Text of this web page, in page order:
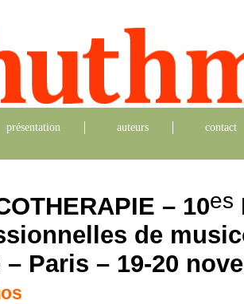
présentation auteurs contact
– 10es
de
Paris – 19-20